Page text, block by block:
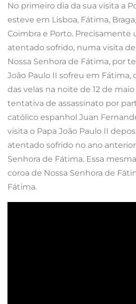
No primeiro dia da sua visita a
esteve em Lisboa, Fátima,
Coimbra e Porto. Precisamente
atentado sofrido, numa visita
Nossa Senhora de Fátima, por
João Paulo II sofreu em Fátima,
das velas na noite de 12 de
tentativa de assassinato por
católico espanhol Juan
visita o Papa João Paulo II
atentado sofrido no ano
Senhora de Fátima. Essa
coroa de Nossa Senhora de
Fátima.